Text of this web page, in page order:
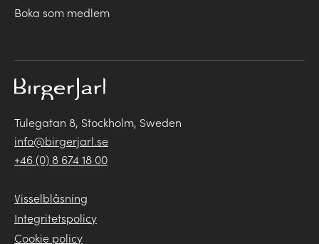
Boka som medlem
Tulegatan 8, Stockholm, Sweden
info@birgerjarl.se
+46 (0) 8 674 18 00
Visselblåsning
Integritetspolicy
Cookie policy